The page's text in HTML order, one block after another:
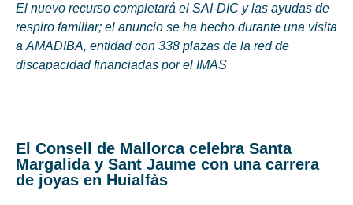
El nuevo recurso completará el SAI-DIC y las ayudas de
respiro familiar; el anuncio se ha hecho durante una visita
a AMADIBA, entidad con 338 plazas de la red de
discapacidad financiadas por el IMAS
El Consell de Mallorca celebra Santa
Margalida y Sant Jaume con una carrera
de joyas en Huialfàs